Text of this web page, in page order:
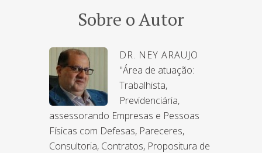
Sobre o Autor
DR. NEY ARAUJO
"Área de atuação:
Trabalhista,
Previdenciária,
assessorando Empresas e Pessoas
Físicas com Defesas, Pareceres,
Consultoria, Contratos, Propositura de